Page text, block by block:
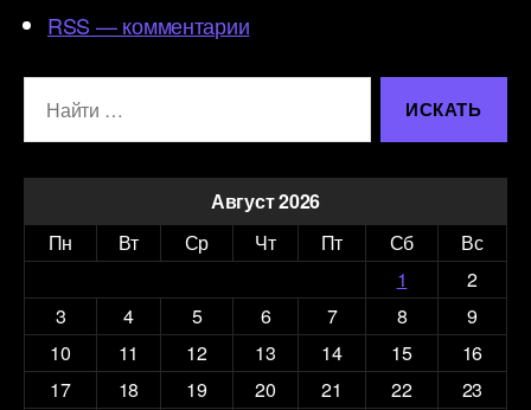
RSS — комментарии
Август 2026
Пн
Вт Ср Чт Пт Сб
Вс
1
2
3
4 5 6 7 8
9
10
11 12 13 14 15
16
17
18 19 20 21 22
23